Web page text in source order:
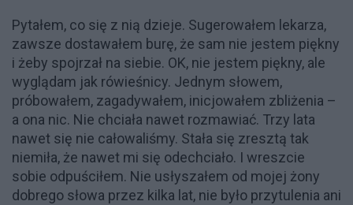
Pytałem, co się z nią dzieje. Sugerowałem lekarza,
zawsze dostawałem burę, że sam nie jestem piękny
i żeby spojrzał na siebie. OK, nie jestem piękny, ale
wyglądam jak rówieśnicy. Jednym słowem,
próbowałem, zagadywałem, inicjowałem zbliżenia –
a ona nic. Nie chciała nawet rozmawiać. Trzy lata
nawet się nie całowaliśmy. Stała się zresztą tak
niemiła, że nawet mi się odechciało. I wreszcie
sobie odpuściłem. Nie usłyszałem od mojej żony
dobrego słowa przez kilka lat, nie było przytulenia ani